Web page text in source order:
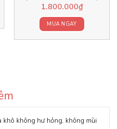
1.800.000₫
MUA NGAY
khô không hư hỏng, không mùi